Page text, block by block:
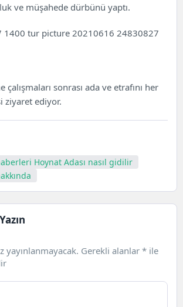
ve müşahede dürbünü yaptı.
çalışmaları sonrası ada ve etrafını her
ziyaret ediyor.
Hoynat Adası nasıl gidilir
yayınlanmayacak. Gerekli alanlar * ile